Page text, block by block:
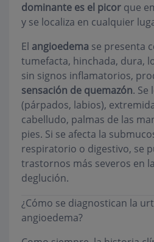
dominante es el picor que
y se localiza en cualquier
El angioedema se presenta
tumefacta, hinchada, dura,
sin signos inflamatorios,
sensación de quemazón. Se
(párpados, labios),
cabelludo, palmas de las
pies. Si se afecta la
respiratorio o digestivo, se
trastornos más severos en
deglución.
¿Cómo se diagnostican la
angioedema?